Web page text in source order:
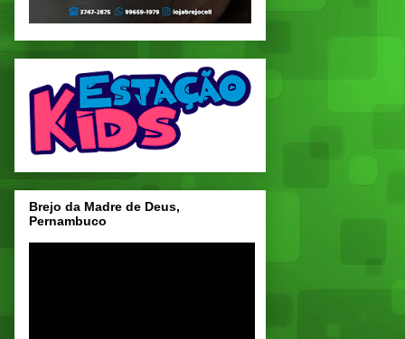
Brejo da Madre de Deus,
Pernambuco